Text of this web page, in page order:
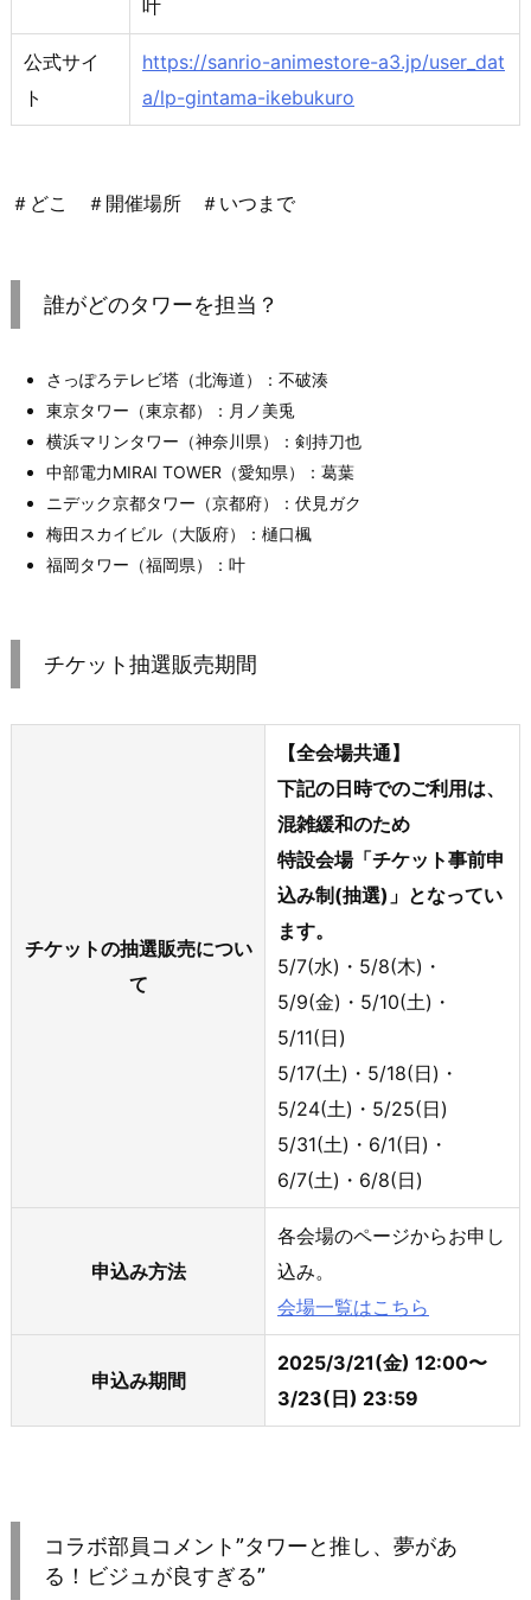
叶
公式サイ
ト
https://sanrio-animestore-a3.jp/user_dat
a/lp-gintama-ikebukuro
＃どこ ＃開催場所 ＃いつまで
誰がどのタワーを担当？
さっぽろテレビ塔（北海道）：不破湊
東京タワー（東京都）：月ノ美兎
横浜マリンタワー（神奈川県）：剣持刀也
中部電力MIRAI TOWER（愛知県）：葛葉
ニデック京都タワー（京都府）：伏見ガク
梅田スカイビル（大阪府）：樋口楓
福岡タワー（福岡県）：叶
チケット抽選販売期間
チケットの抽選販売につい
て
【全会場共通】
下記の日時でのご利用は、
混雑緩和のため
特設会場「チケット事前申
込み制(抽選)」となってい
ます。
5/7(水)・5/8(木)・
5/9(金)・5/10(土)・
5/11(日)
5/17(土)・5/18(日)・
5/24(土)・5/25(日)
5/31(土)・6/1(日)・
6/7(土)・6/8(日)
申込み方法
各会場のページからお申し
込み。
会場一覧はこちら
申込み期間
2025/3/21(金) 12:00〜
3/23(日) 23:59
コラボ部員コメント”タワーと推し、夢があ
る！ビジュが良すぎる”